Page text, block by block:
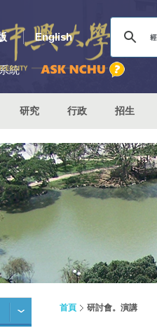
English
統
研究 行政 招生
首頁 研討會。演講